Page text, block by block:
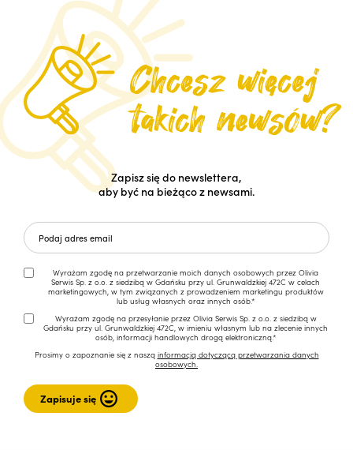
Zapisz się do newslettera,
aby być na bieżąco z newsami.
Wyrażam zgodę na przetwarzanie moich danych osobowych przez Olivia
Serwis Sp. z o.o. z siedzibą w Gdańsku przy ul. Grunwaldzkiej 472C w celach
marketingowych, w tym związanych z prowadzeniem marketingu produktów
lub usług własnych oraz innych osób.*
Wyrażam zgodę na przesyłanie przez Olivia Serwis Sp. z o.o. z siedzibą w
Gdańsku przy ul. Grunwaldzkiej 472C, w imieniu własnym lub na zlecenie innych
osób, informacji handlowych drogą elektroniczną.*
Prosimy o zapoznanie się z naszą informacją dotyczącą przetwarzania danych
osobowych.